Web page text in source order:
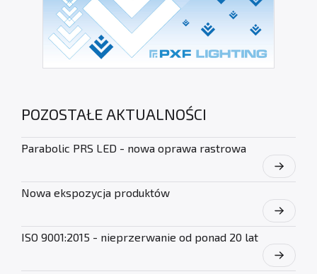
POZOSTAŁE AKTUALNOŚCI
Parabolic PRS LED - nowa oprawa rastrowa
Nowa ekspozycja produktów
ISO 9001:2015 - nieprzerwanie od ponad 20 lat